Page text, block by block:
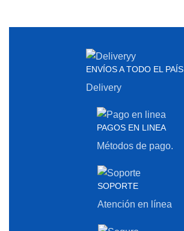
ENVÍOS A TODO EL PAÍS
Delivery
PAGOS EN LINEA
Métodos de pago.
SOPORTE
Atención en línea